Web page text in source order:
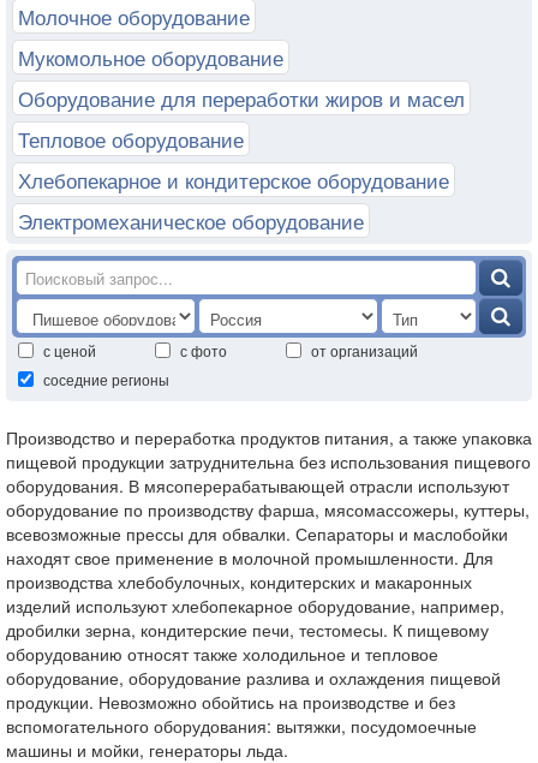
Молочное оборудование
Мукомольное оборудование
Оборудование для переработки жиров и масел
Тепловое оборудование
Хлебопекарное и кондитерское оборудование
Электромеханическое оборудование
с ценой с фото
от организаций
соседние регионы
Производство и переработка продуктов питания, а также упаковка
пищевой продукции затруднительна без использования пищевого
оборудования. В мясоперерабатывающей отрасли используют
оборудование по производству фарша, мясомассожеры, куттеры,
всевозможные прессы для обвалки. Сепараторы и маслобойки
находят свое применение в молочной промышленности. Для
производства хлебобулочных, кондитерских и макаронных
изделий используют хлебопекарное оборудование, например,
дробилки зерна, кондитерские печи, тестомесы. К пищевому
оборудованию относят также холодильное и тепловое
оборудование, оборудование разлива и охлаждения пищевой
продукции. Невозможно обойтись на производстве и без
вспомогательного оборудования: вытяжки, посудомоечные
машины и мойки, генераторы льда.